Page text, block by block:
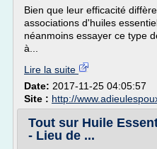
Bien que leur efficacité
associations d'huiles
néanmoins essayer ce type
à...
Lire la suite
Date: 2017-11-25 04:05:57
Site : http://
Tout sur Huile
- Lieu de ...